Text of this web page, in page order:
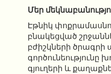
Մեր
Էթնիկ
բնակեցված
բժիշկների
գործունեությունը
գյուղերի և